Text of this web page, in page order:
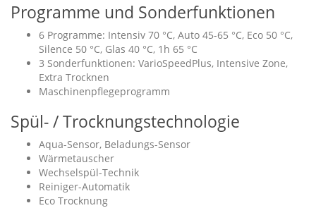
Programme und Sonderfunktionen
6 Programme: Intensiv 70 °C, Auto 45-65 °C, Eco 50 °C,
Silence 50 °C, Glas 40 °C, 1h 65 °C
3 Sonderfunktionen: VarioSpeedPlus, Intensive Zone,
Extra Trocknen
Maschinenpflegeprogramm
Spül- / Trocknungstechnologie
Aqua-Sensor, Beladungs-Sensor
Wärmetauscher
Wechselspül-Technik
Reiniger-Automatik
Eco Trocknung